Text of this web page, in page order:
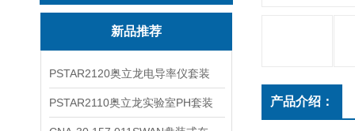
新品推荐
PSTAR2120奥立龙电导率仪套装
PSTAR2110奥立龙实验室PH套装 产品介绍：